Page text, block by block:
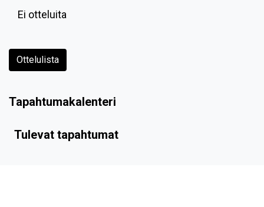
Ei otteluita
Ottelulista
Tapahtumakalenteri
Tulevat tapahtumat